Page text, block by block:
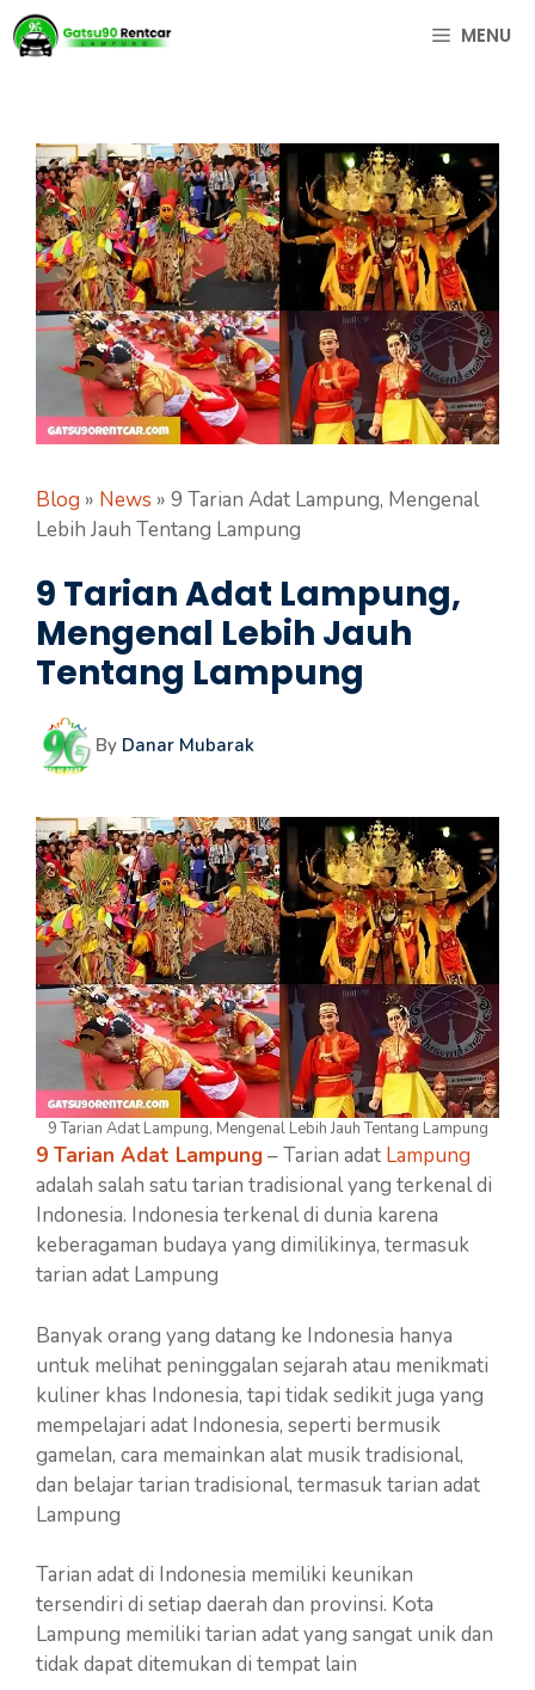
Langsung
ke
MENU
Blog » News » 9 Tarian Adat Lampung, Mengenal
Lebih Jauh Tentang Lampung
9 Tarian Adat Lampung,
Mengenal Lebih Jauh
Tentang Lampung
By Danar Mubarak
9 Tarian Adat Lampung, Mengenal Lebih Jauh Tentang Lampung
9 Tarian Adat Lampung– Tarian adat Lampung
adalah salah satu tarian tradisional yang terkenal di
Indonesia. Indonesia terkenal di dunia karena
keberagaman budaya yang dimilikinya, termasuk
tarian adat Lampung
Banyak orang yang datang ke Indonesia hanya
untuk melihat peninggalan sejarah atau menikmati
kuliner khas Indonesia, tapi tidak sedikit juga yang
mempelajari adat Indonesia, seperti bermusik
gamelan, cara memainkan alat musik tradisional,
dan belajar tarian tradisional, termasuk tarian adat
Lampung
Tarian adat di Indonesia memiliki keunikan
tersendiri di setiap daerah dan provinsi. Kota
Lampung memiliki tarian adat yang sangat unik dan
tidak dapat ditemukan di tempat lain